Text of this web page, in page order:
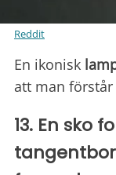
Reddit
En ikonisk
att man
13. En sko